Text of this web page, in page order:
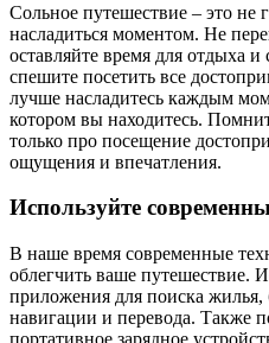
Сольное путешествие – это не
насладиться моментом. Не
оставляйте время для отдыха
спешите посетить все
лучше насладитесь каждым
котором вы находитесь.
только про посещение
ощущения и впечатления.
Используйте
В наше время современные
облегчить ваше путешествие.
приложения для поиска жилья,
навигации и перевода. Также